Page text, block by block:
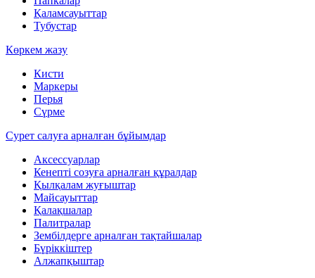
Қаламсауыттар
Тубустар
Көркем жазу
Кисти
Маркеры
Перья
Сүрме
Сурет салуға арналған бұйымдар
Аксессуарлар
Кенепті созуға арналған құралдар
Қылқалам жуғыштар
Майсауыттар
Қалақшалар
Палитралар
Зембілдерге арналған тақтайшалар
Бүріккіштер
Алжапқыштар